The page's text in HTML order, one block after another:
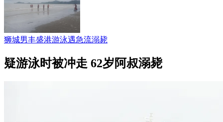
狮城男丰盛港游泳遇急流溺毙
疑游泳时被冲走 62岁阿叔溺毙